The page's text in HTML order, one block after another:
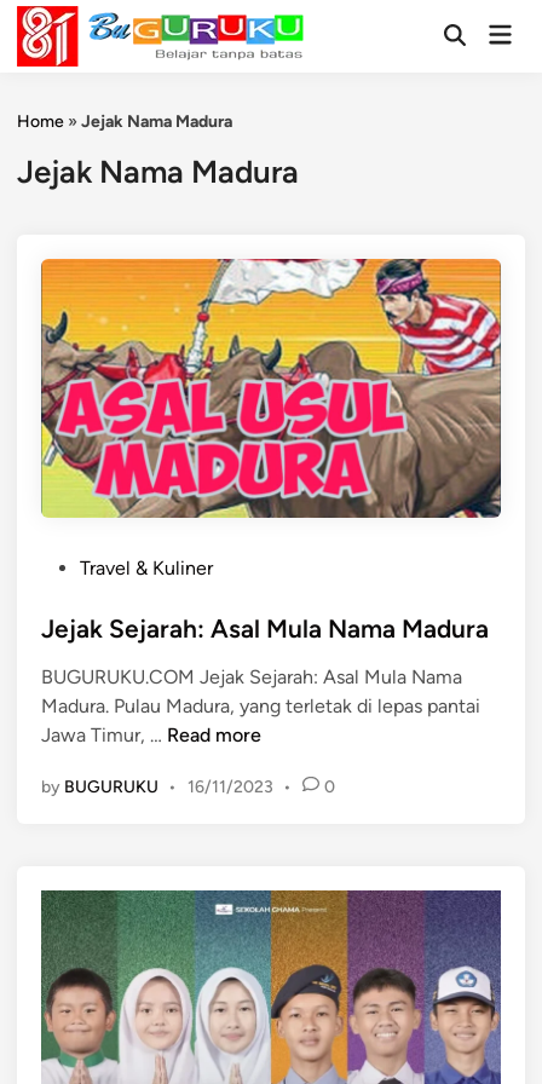
Skip
content
OpenMain
Home » Jejak Nama Madura
Jejak Nama Madura
e
d
i
Travel & Kuliner
Jejak Sejarah: Asal Mula Nama Madura
BUGURUKU.COM Jejak Sejarah: Asal Mula Nama
Madura. Pulau Madura, yang terletak di lepas pantai
Jawa Timur, … J
e
j
a
r
h
Read more
by BUGURUKU • 16/11/2023 • 0